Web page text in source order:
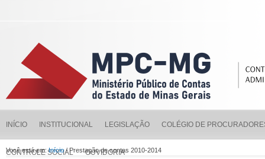
INÍCIO INSTITUCIONAL LEGISLAÇÃO COLÉGIO DE
CONTROLE SOCIAL OUVIDORIA
Você está em:Início/ Prestação de contas 2010-2014